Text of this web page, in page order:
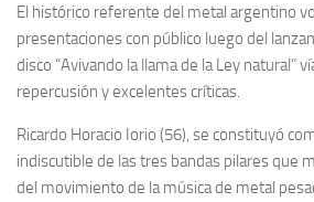
El histórico referente del metal argentino
presentaciones con público luego del
disco “Avivando la llama de la Ley natural”
repercusión y excelentes críticas.
Ricardo Horacio Iorio (56), se constituyó
indiscutible de las tres bandas pilares que
del movimiento de la música de metal